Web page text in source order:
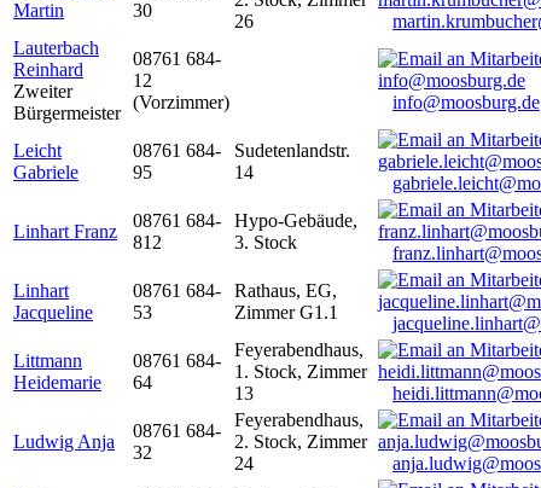
Martin
30
26
Lauterbach
Reinhard
Zweiter
Bürgermeister
08761 684-
12
(Vorzimmer)
info@moosburg.de
Leicht
Gabriele
08761 684-
95
Sudetenlandstr.
14
Linhart Franz
08761 684-
812
Hypo-Gebäude,
3. Stock
Linhart
Jacqueline
08761 684-
53
Rathaus, EG,
Zimmer G1.1
Littmann
Heidemarie
08761 684-
64
Feyerabendhaus,
1. Stock, Zimmer
13
Ludwig Anja
08761 684-
32
Feyerabendhaus,
2. Stock, Zimmer
24